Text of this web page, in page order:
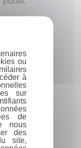
ou
à
sur
de
nous
des
site,